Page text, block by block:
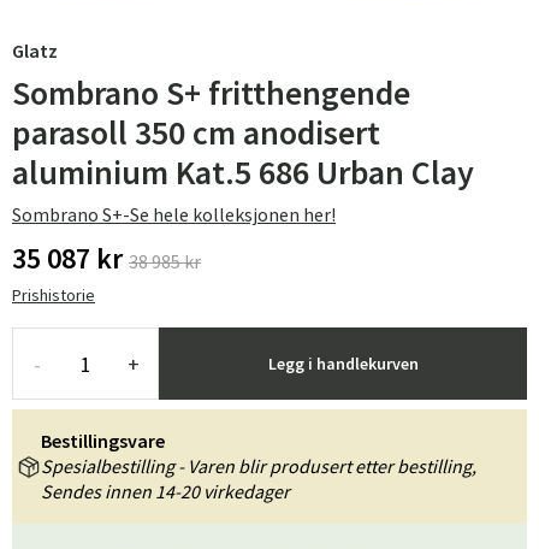
Glatz
Sombrano S+ fritthengende
parasoll 350 cm anodisert
aluminium Kat.5 686 Urban Clay
Sombrano S+-Se hele kolleksjonen her!
35 087 kr 38 985 kr
Prishistorie
- + Legg i handlekurven
Bestillingsvare
Spesialbestilling - Varen blir produsert etter bestilling,
Sendes innen 14-20 virkedager